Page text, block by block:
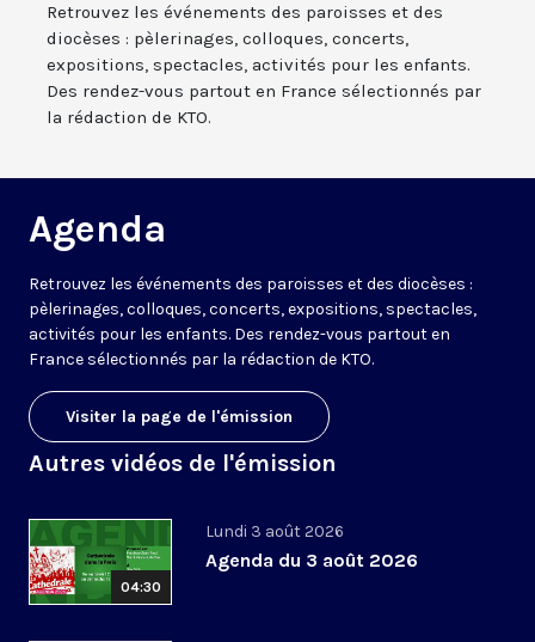
Retrouvez les événements des paroisses et des
diocèses : pèlerinages, colloques, concerts,
expositions, spectacles, activités pour les enfants.
Des rendez-vous partout en France sélectionnés par
la rédaction de KTO.
Agenda
Retrouvez les événements des paroisses et des diocèses :
pèlerinages, colloques, concerts, expositions, spectacles,
activités pour les enfants. Des rendez-vous partout en
France sélectionnés par la rédaction de KTO.
Visiter la page de l'émission
Autres vidéos de l'émission
04:30
Lundi 3 août 2026
Agenda du 3 août 2026